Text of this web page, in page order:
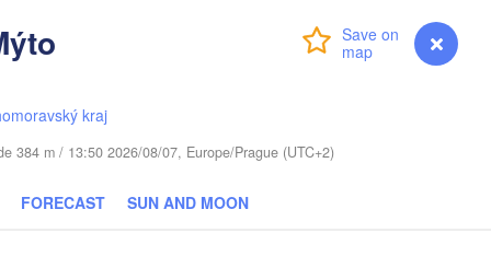
myVentusky Forecast
kraj
384 m / 13:50 2026/08/07, Europe/Prague (UTC+2)
FORECAST SUN AND MOON
(Minsk)
Бабруйск
(Babrujsk)
(Mahilioŭ)
Смоленск
BELARUS